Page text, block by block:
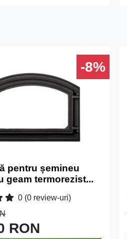
-8%
pentru șemineu
geam termorezist...
0 (0 review-uri)
RON